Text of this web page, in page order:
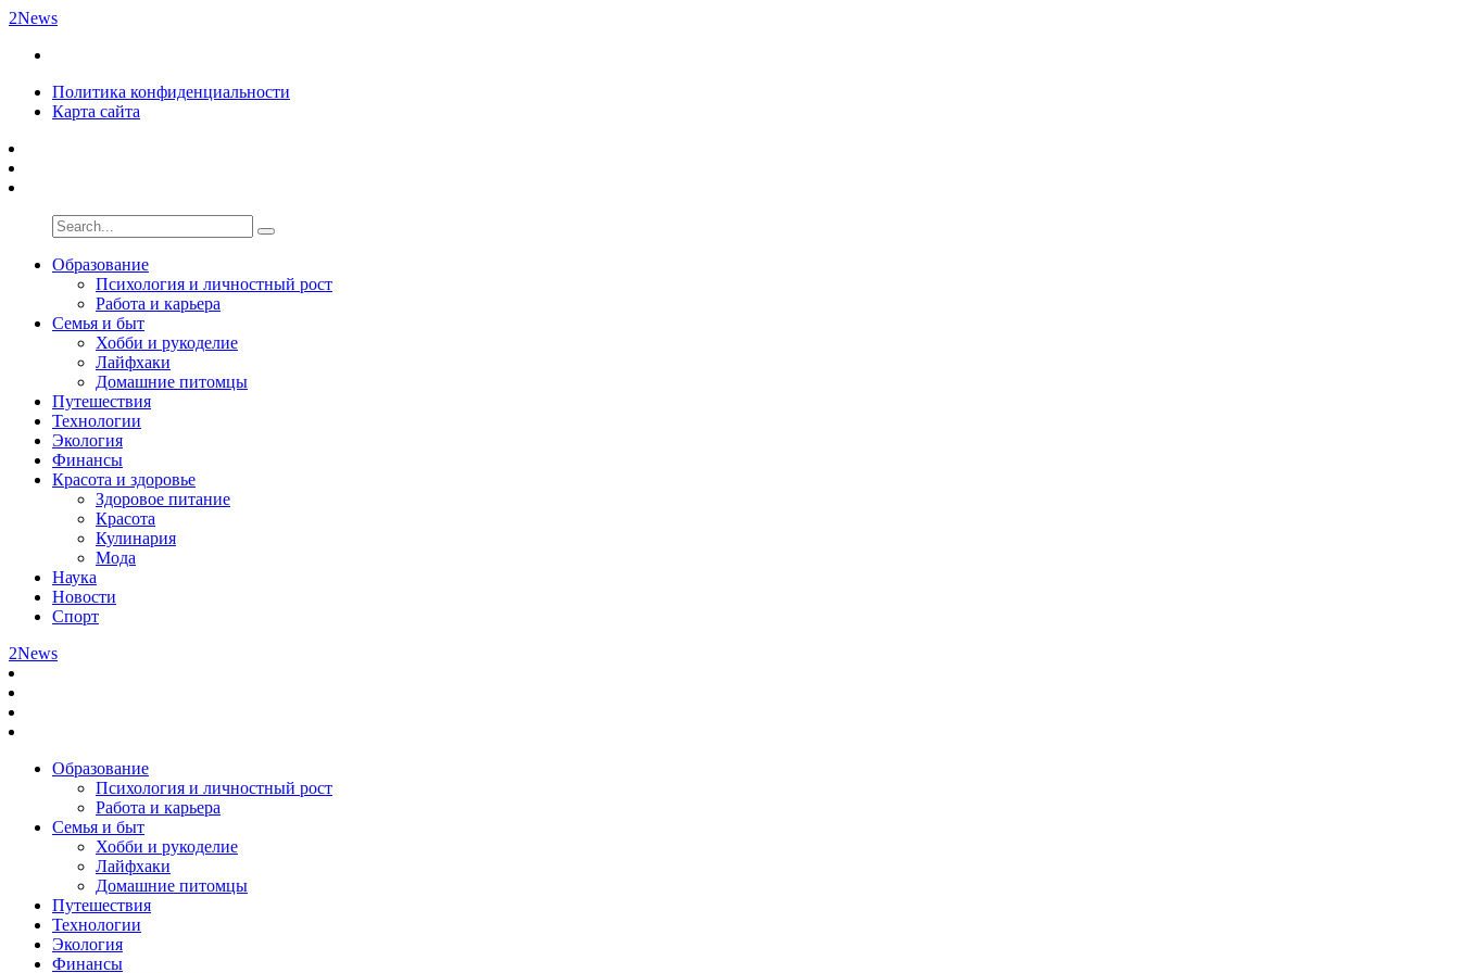
2News
Политика конфиденциальности
Карта сайта
Образование
Психология и личностный рост
Работа и карьера
Семья и быт
Хобби и рукоделие
Лайфхаки
Домашние питомцы
Путешествия
Технологии
Экология
Финансы
Красота и здоровье
Здоровое питание
Красота
Кулинария
Мода
Наука
Новости
Спорт
2News
Образование
Психология и личностный рост
Работа и карьера
Семья и быт
Хобби и рукоделие
Лайфхаки
Домашние питомцы
Путешествия
Технологии
Экология
Финансы